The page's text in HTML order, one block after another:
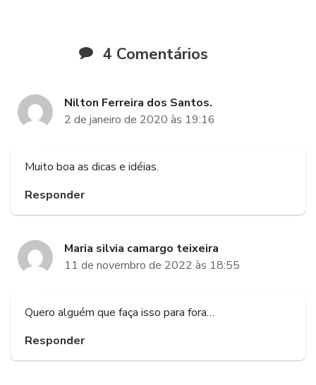
4 Comentários
Nilton Ferreira dos Santos.
2 de janeiro de 2020 às 19:16
Muito boa as dicas e idéias.
Responder
Maria silvia camargo teixeira
11 de novembro de 2022 às 18:55
Quero alguém que faça isso para fora…
Responder